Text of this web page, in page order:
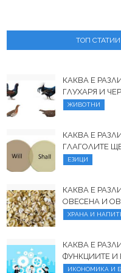
ТОП СТАТИИ
КАКВА Е
ГЛУХАРЯ И
ЖИВОТНИ
КАКВА Е
ГЛАГОЛИТЕ
ЕЗИЦИ
КАКВА Е
ОВЕСЕНА И
ХРАНА И
КАКВА Е
ФУНКЦИИТЕ И
ИКОНОМИКА И